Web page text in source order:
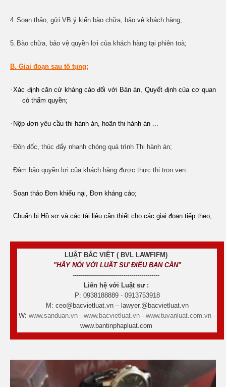
4. Soạn thảo, gửi VB ý kiến bào chữa, bảo vệ khách hàng;
5. Bào chữa, bảo vệ quyền lợi của khách hàng tại phiên toà;
B. Giai đoạn sau tố tụng:
· Xác định căn cứ kháng cáo đối với Bản án, Quyết định của cơ quan
có thẩm quyền;
· Nộp đơn yêu cầu thi hành án, hoãn thi hành án ...
· Đôn đốc, thúc đẩy nhanh chóng quá trình Thi hành án;
· Đảm bảo quyền lợi của khách hàng được thực thi trọn vẹn.
· Soạn thảo Đơn khiếu nại, Đơn kháng cáo;
· Chuẩn bị Hồ sơ và các tài liệu cần thiết cho các giai đoạn tiếp theo;
LUẬT BẮC VIỆT ( BVL LAWFIFM)
"HÃY NÓI VỚI LUẬT SƯ ĐIỀU BẠN CẦN"
-------------------------------------------
Liên hệ với Luật sư :
P: 0938188889 - 0913753918
M: ceo@bacvietluat.vn – lawyer.@bacvietluat.vn
W: www.sanduan.vn - www.bacvietluat.vn - www.tuvanluat.com.vn -
www.bantinphapluat.com